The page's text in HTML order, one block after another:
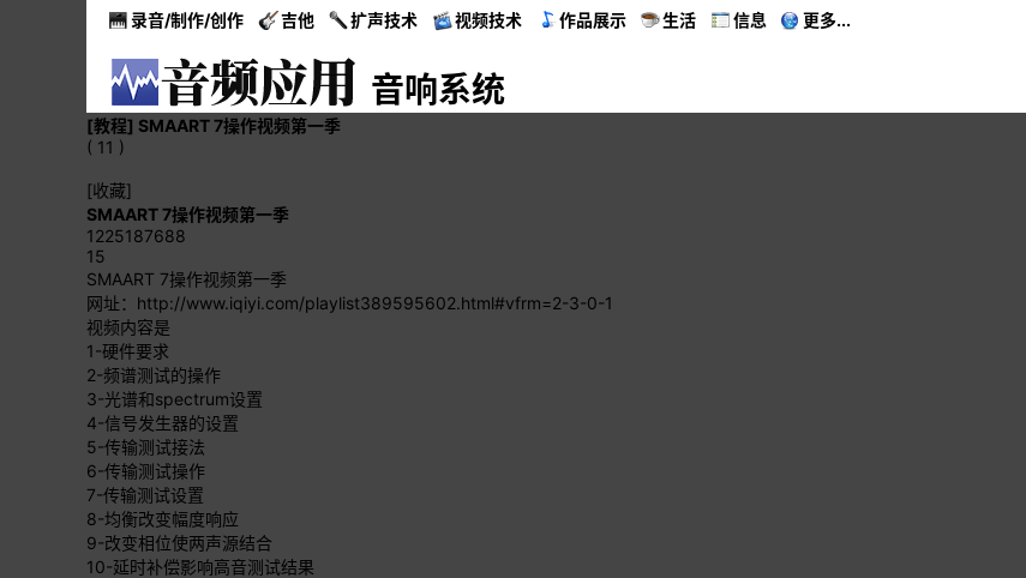
录音/制作/创作 吉他 扩声技术 视频技术 作品展示 生活 信息 更多...
音响系统
[教程] SMAART 7操作视频第一季
( 11 )
[收藏]
SMAART 7操作视频第一季
1225187688
15
SMAART 7操作视频第一季
网址：http://www.iqiyi.com/playlist389595602.html#vfrm=2-3-0-1
视频内容是
1-硬件要求
2-频谱测试的操作
3-光谱和spectrum设置
4-信号发生器的设置
5-传输测试接法
6-传输测试操作
7-传输测试设置
8-均衡改变幅度响应
9-改变相位使两声源结合
10-延时补偿影响高音测试结果